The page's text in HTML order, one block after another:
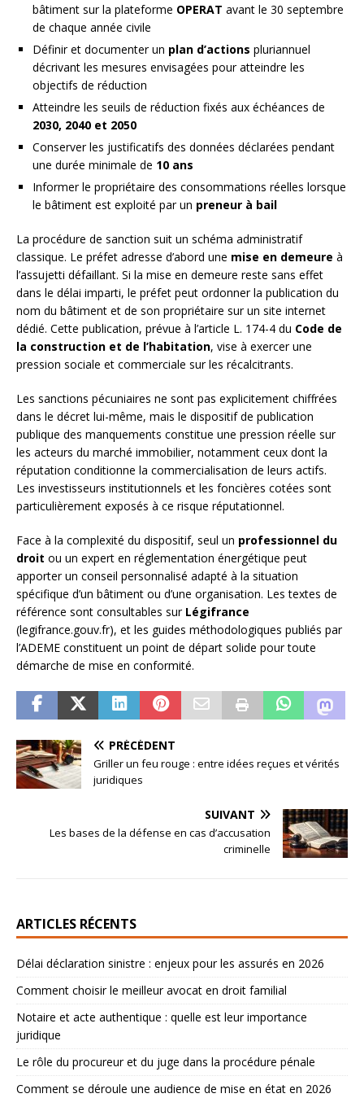
bâtiment sur la plateforme OPERAT avant le 30 septembre
de chaque année civile
Définir et documenter un plan d’actions pluriannuel
décrivant les mesures envisagées pour atteindre les
objectifs de réduction
Atteindre les seuils de réduction fixés aux échéances de
2030, 2040 et 2050
Conserver les justificatifs des données déclarées pendant
une durée minimale de 10 ans
Informer le propriétaire des consommations réelles lorsque
le bâtiment est exploité par un preneur à bail
La procédure de sanction suit un schéma administratif
classique. Le préfet adresse d’abord une mise en demeure à
l’assujetti défaillant. Si la mise en demeure reste sans effet
dans le délai imparti, le préfet peut ordonner la publication du
nom du bâtiment et de son propriétaire sur un site internet
dédié. Cette publication, prévue à l’article L. 174-4 du Code de
la construction et de l’habitation, vise à exercer une
pression sociale et commerciale sur les récalcitrants.
Les sanctions pécuniaires ne sont pas explicitement chiffrées
dans le décret lui-même, mais le dispositif de publication
publique des manquements constitue une pression réelle sur
les acteurs du marché immobilier, notamment ceux dont la
réputation conditionne la commercialisation de leurs actifs.
Les investisseurs institutionnels et les foncières cotées sont
particulièrement exposés à ce risque réputationnel.
Face à la complexité du dispositif, seul un professionnel du
droit ou un expert en réglementation énergétique peut
apporter un conseil personnalisé adapté à la situation
spécifique d’un bâtiment ou d’une organisation. Les textes de
référence sont consultables sur Légifrance
(legifrance.gouv.fr), et les guides méthodologiques publiés par
l’ADEME constituent un point de départ solide pour toute
démarche de mise en conformité.
PRÉCÉDENT
Griller un feu rouge : entre idées reçues et vérités
juridiques
SUIVANT
Les bases de la défense en cas d’accusation
criminelle
ARTICLES RÉCENTS
Délai déclaration sinistre : enjeux pour les assurés en 2026
Comment choisir le meilleur avocat en droit familial
Notaire et acte authentique : quelle est leur importance
juridique
Le rôle du procureur et du juge dans la procédure pénale
Comment se déroule une audience de mise en état en 2026